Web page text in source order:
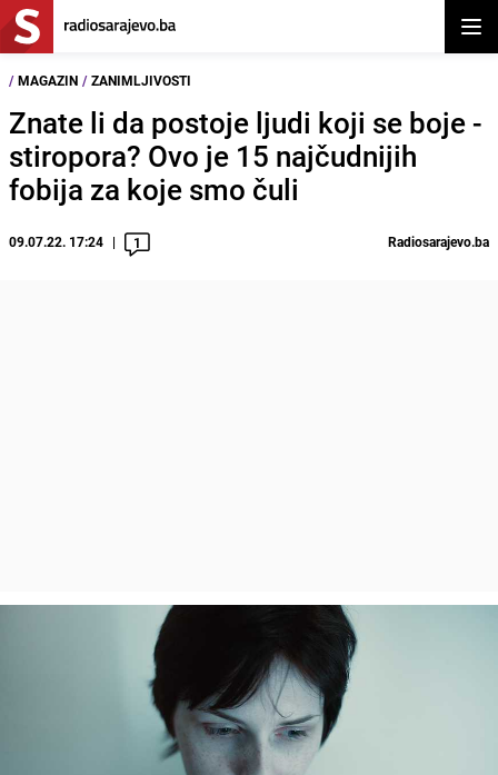
/ MAGAZIN / ZANIMLJIVOSTI
Znate li da postoje ljudi koji se boje -
stiropora? Ovo je 15 najčudnijih
fobija za koje smo čuli
09.07.22. 17:24 1 Radiosarajevo.ba